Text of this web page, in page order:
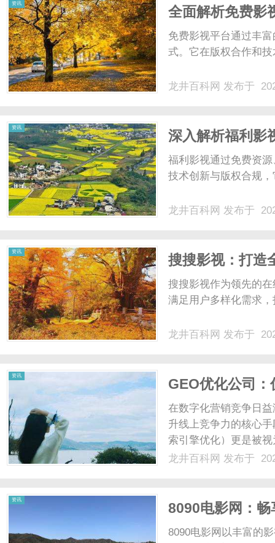
资讯
全面解析免费影
免费影视平台通过丰
式。它在版权合作和
龙井百科网 发布于
资讯
深入解析福利影
福利影视通过免费资
技术创新与版权合规
龙井百科网 发布于
资讯
搜搜影视：打造
搜搜影视作为领先的
满足用户多样化需求
龙井百科网 发布于
资讯
GEO优化公司
在数字化营销竞争日
升线上竞争力的核心
索引擎优化）更是被
许多企业投入大量资
龙井百科网 发布于
资讯
8090电影网：
8090电影网以丰富的